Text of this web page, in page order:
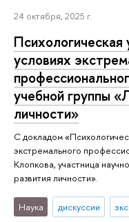
24 октября, 2025 г.
Психологическая
условиях
учебной группы
личности»
С докладом
экстремального
Клопкова, участница
развития личности».
Наука дискуссии